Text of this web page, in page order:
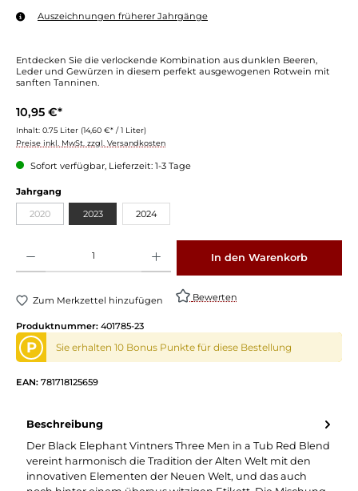
Auszeichnungen früherer Jahrgänge
Entdecken Sie die verlockende Kombination aus dunklen Beeren,
Leder und Gewürzen in diesem perfekt ausgewogenen Rotwein mit
sanften Tanninen.
10,95 €*
Inhalt: 0.75 Liter (14,60 €* / 1 Liter)
Preise inkl. MwSt. zzgl. Versandkosten
Sofort verfügbar, Lieferzeit: 1-3 Tage
Jahrgang
2020 2023 2024
In den Warenkorb
Zum Merkzettel hinzufügen Bewerten
Produktnummer: 401785-23
P Sie erhalten 10 Bonus Punkte für diese Bestellung
EAN: 781718125659
Beschreibung
Der Black Elephant Vintners Three Men in a Tub Red Blend
vereint harmonisch die Tradition der Alten Welt mit den
innovativen Elementen der Neuen Welt, und das auch